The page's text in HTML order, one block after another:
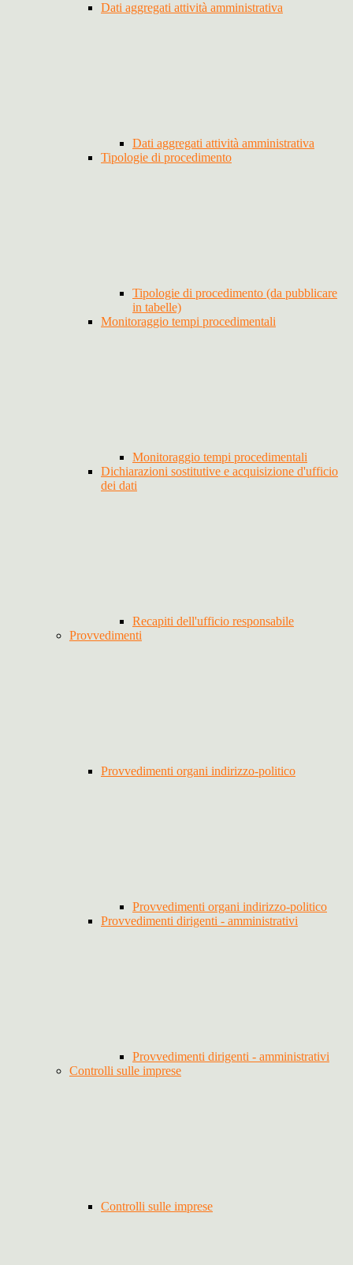
Dati aggregati attività amministrativa
Dati aggregati attività amministrativa
Tipologie di procedimento
Tipologie di procedimento (da pubblicare
in tabelle)
Monitoraggio tempi procedimentali
Monitoraggio tempi procedimentali
Dichiarazioni sostitutive e acquisizione d'ufficio
dei dati
Recapiti dell'ufficio responsabile
Provvedimenti
Provvedimenti organi indirizzo-politico
Provvedimenti organi indirizzo-politico
Provvedimenti dirigenti - amministrativi
Provvedimenti dirigenti - amministrativi
Controlli sulle imprese
Controlli sulle imprese